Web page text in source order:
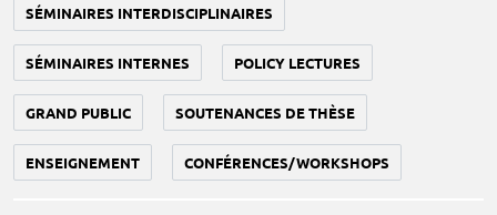
SÉMINAIRES INTERDISCIPLINAIRES
SÉMINAIRES INTERNES POLICY LECTURES
GRAND PUBLIC SOUTENANCES DE THÈSE
ENSEIGNEMENT CONFÉRENCES/WORKSHOPS